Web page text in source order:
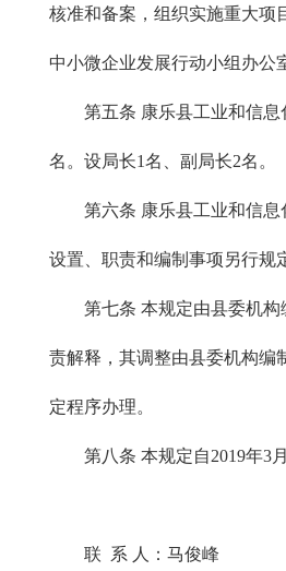
核准和备案，组织实施重大项
中小微企业发展行动小组办公
第五条 康乐县工业和信
名。设局长1名、副局长2名。
第六条 康乐县工业和信
设置、职责和编制事项另行规
第七条 本规定由县委机
责解释，其调整由县委机构编
定程序办理。
第八条 本规定自2019年3
联 系 人：马俊峰